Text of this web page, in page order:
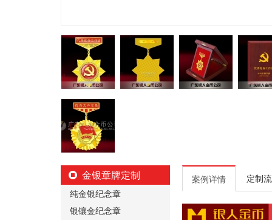
金银章牌定制
纯金银纪念章
银镶金纪念章
案例详情 定制